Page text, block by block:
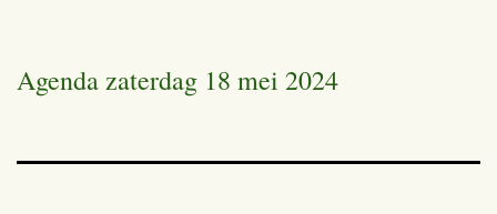
Agenda zaterdag 18 mei 2024